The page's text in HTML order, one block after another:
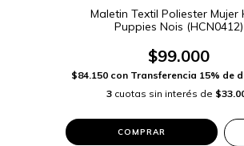
Maletin Textil Poliester Mujer
Puppies Nois (HCN0412)
$99.000
$84.150 con Transferencia 15% de
3 cuotas sin interés de
COMPRAR